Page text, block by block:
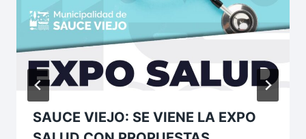
SAUCE VIEJO: SE VIENE LA EXPO